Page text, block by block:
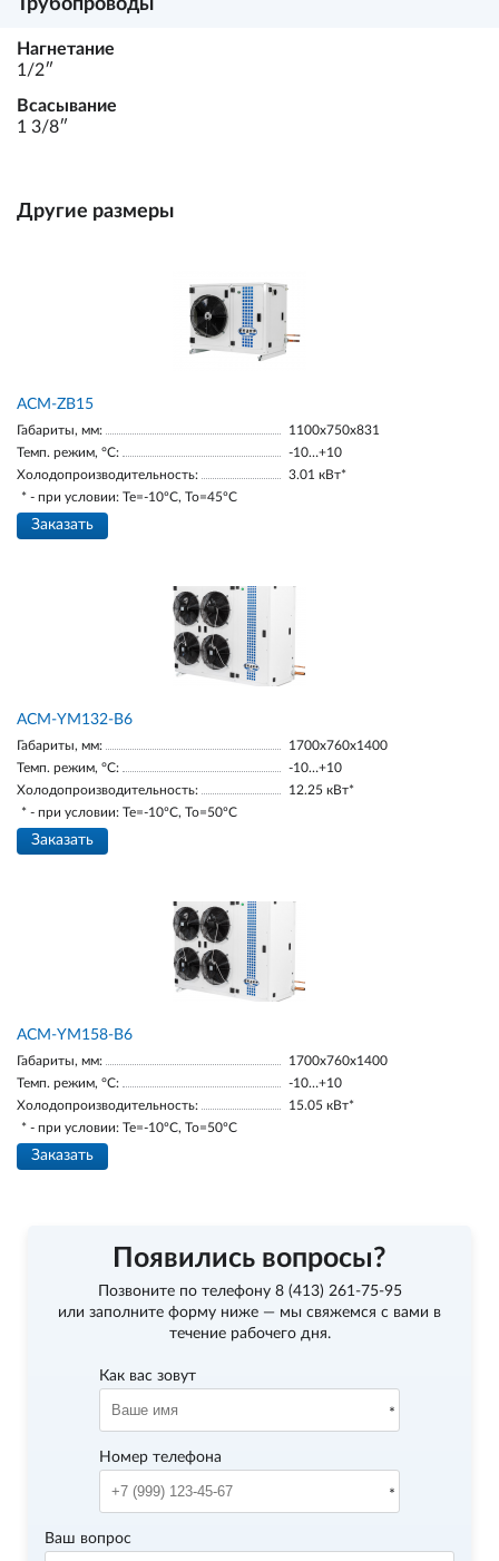
Трубопроводы
Нагнетание
1/2ʺ
Всасывание
1 3/8ʺ
Другие размеры
ACM-ZB15
Габариты, мм:
1100х750х831
Темп. режим, °С:
-10…+10
Холодопроизводительность:
3.01 кВт*
* - при условии: Te=-10ºC, To=45ºC
Заказать
АСМ-YM132-В6
Габариты, мм:
1700х760х1400
Темп. режим, °С:
-10…+10
Холодопроизводительность:
12.25 кВт*
* - при условии: Te=-10ºC, To=50ºC
Заказать
АСМ-YM158-В6
Габариты, мм:
1700х760х1400
Темп. режим, °С:
-10…+10
Холодопроизводительность:
15.05 кВт*
* - при условии: Te=-10ºC, To=50ºC
Заказать
Появились вопросы?
Позвоните по телефону 8 (413) 261-75-95
или заполните форму ниже — мы свяжемся с вами в
течение рабочего дня.
Как вас зовут
Номер телефона
Ваш вопрос